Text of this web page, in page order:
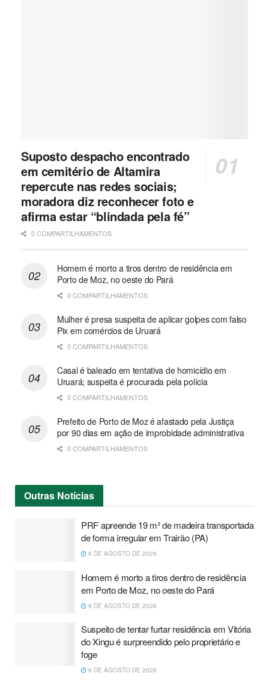
Suposto despacho encontrado
em cemitério de Altamira
repercute nas redes sociais;
moradora diz reconhecer foto e
afirma estar “blindada pela fé”
0 COMPARTILHAMENTOS
Homem é morto a tiros dentro de residência em
Porto de Moz, no oeste do Pará
0 COMPARTILHAMENTOS
Mulher é presa suspeita de aplicar golpes com falso
Pix em comércios de Uruará
0 COMPARTILHAMENTOS
Casal é baleado em tentativa de homicídio em
Uruará; suspeita é procurada pela polícia
0 COMPARTILHAMENTOS
Prefeito de Porto de Moz é afastado pela Justiça
por 90 dias em ação de improbidade administrativa
0 COMPARTILHAMENTOS
Outras Notícias
PRF apreende 19 m³ de madeira transportada
de forma irregular em Trairão (PA)
6 DE AGOSTO DE 2026
Homem é morto a tiros dentro de residência
em Porto de Moz, no oeste do Pará
6 DE AGOSTO DE 2026
Suspeito de tentar furtar residência em Vitória
do Xingu é surpreendido pelo proprietário e
foge
6 DE AGOSTO DE 2026